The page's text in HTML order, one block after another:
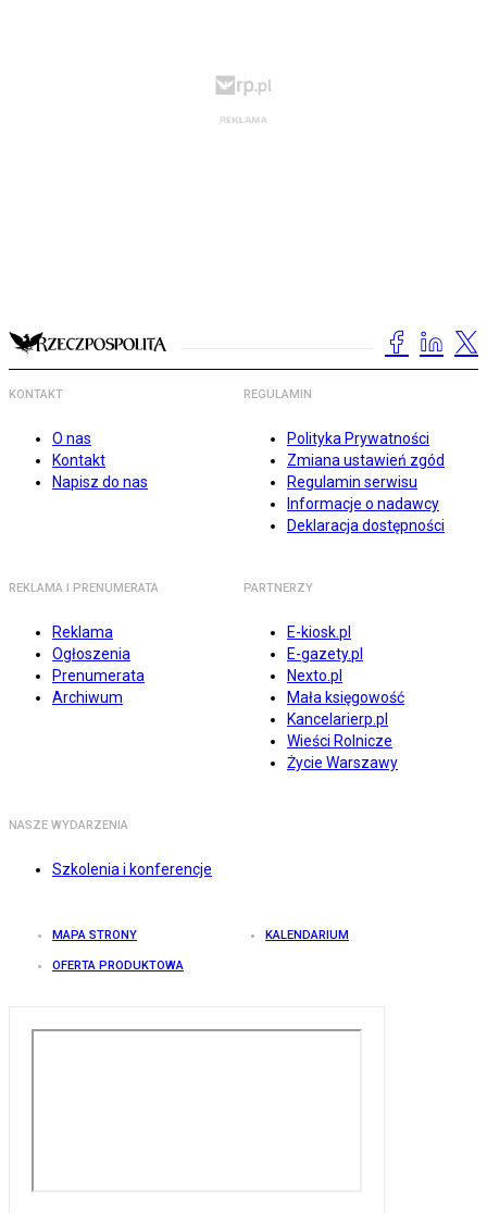
KONTAKT
O nas
Kontakt
Napisz do nas
REGULAMIN
Polityka Prywatności
Zmiana ustawień zgód
Regulamin serwisu
Informacje o nadawcy
Deklaracja dostępności
REKLAMA I PRENUMERATA
Reklama
Ogłoszenia
Prenumerata
Archiwum
PARTNERZY
E-kiosk.pl
E-gazety.pl
Nexto.pl
Mała księgowość
Kancelarierp.pl
Wieści Rolnicze
Życie Warszawy
NASZE WYDARZENIA
Szkolenia i konferencje
MAPA STRONY KALENDARIUM
OFERTA PRODUKTOWA